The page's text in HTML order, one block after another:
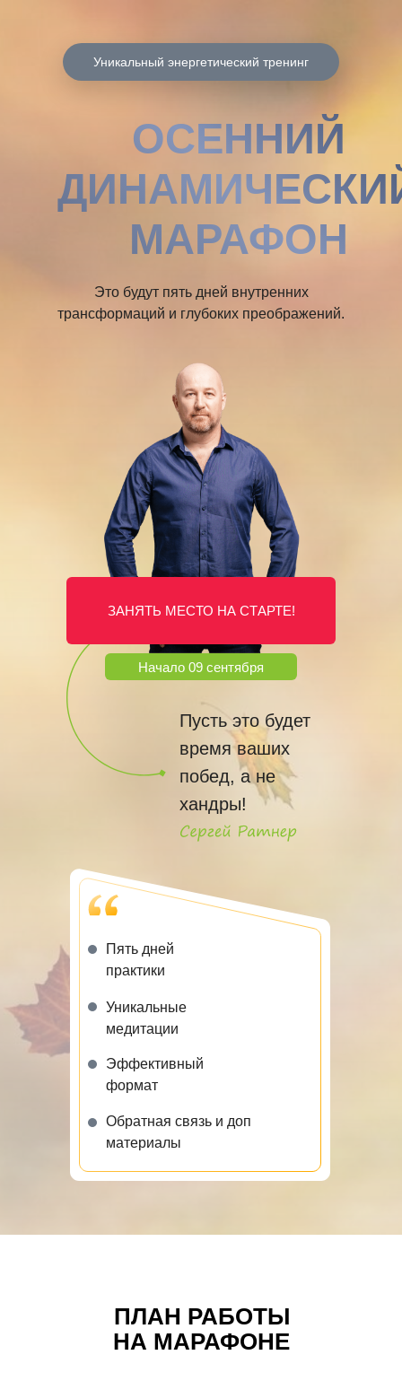
Эффективный
формат
Пять дней
практики
Обратная связь и доп
материалы
Уникальные
медитации
ОСЕННИЙ
МАРАФОН
Уникальный энергетический тренинг
Это будут пять дней внутренних
трансформаций и глубоких преображений.
ЗАНЯТЬ МЕСТО НА СТАРТЕ!
Начало 09 сентября
Пусть это будет
время ваших
побед, а не
хандры!
ПЛАН РАБОТЫ
НА МАРАФОНЕ